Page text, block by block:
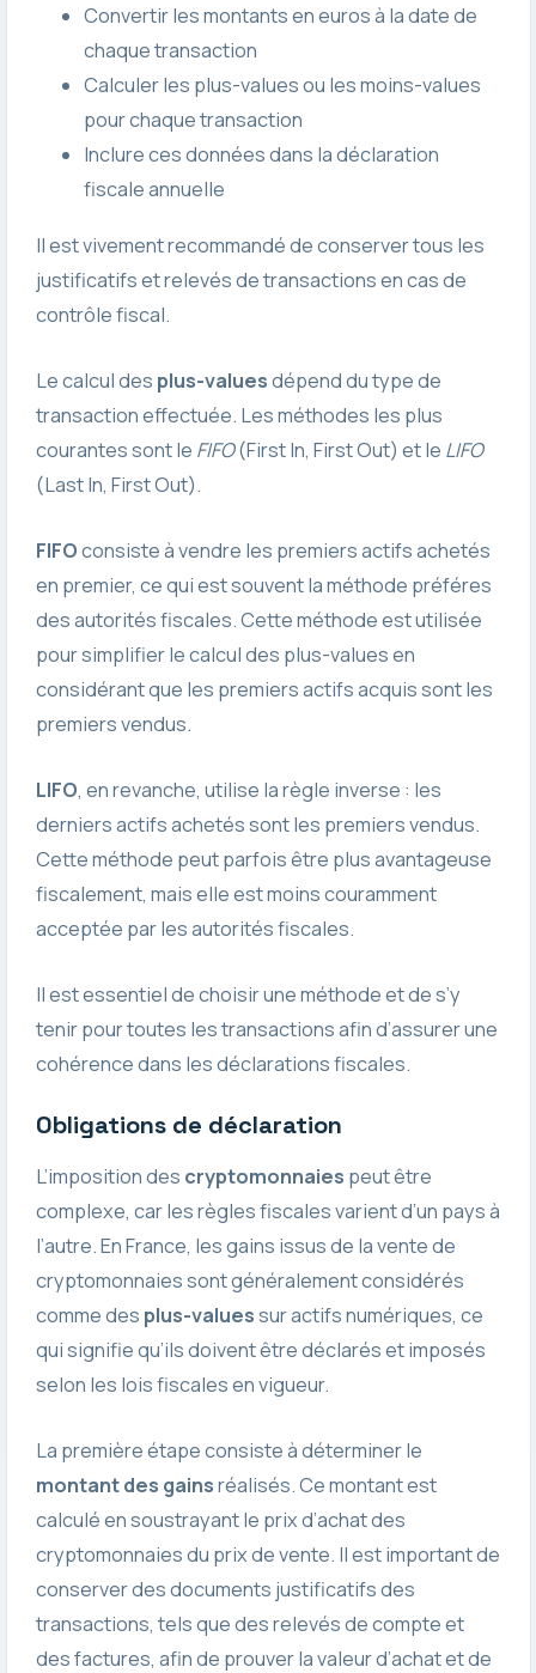
Convertir les montants en euros à la date de
chaque transaction
Calculer les plus-values ou les moins-values
pour chaque transaction
Inclure ces données dans la déclaration
fiscale annuelle
Il est vivement recommandé de conserver tous les
justificatifs et relevés de transactions en cas de
contrôle fiscal.
Le calcul des plus-valuesdépend du type de
transaction effectuée. Les méthodes les plus
courantes sont le FIFO(First In, First Out) et le LIFO
(Last In, First Out).
FIFOconsiste à vendre les premiers actifs achetés
en premier, ce qui est souvent la méthode préféres
des autorités fiscales. Cette méthode est utilisée
pour simplifier le calcul des plus-values en
considérant que les premiers actifs acquis sont les
premiers vendus.
LIFO, en revanche, utilise la règle inverse : les
derniers actifs achetés sont les premiers vendus.
Cette méthode peut parfois être plus avantageuse
fiscalement, mais elle est moins couramment
acceptée par les autorités fiscales.
Il est essentiel de choisir une méthode et de s’y
tenir pour toutes les transactions afin d’assurer une
cohérence dans les déclarations fiscales.
Obligations de déclaration
L’imposition des cryptomonnaies peut être
complexe, car les règles fiscales varient d’un pays à
l’autre. En France, les gains issus de la vente de
cryptomonnaies sont généralement considérés
comme des plus-valuessur actifs numériques, ce
qui signifie qu’ils doivent être déclarés et imposés
selon les lois fiscales en vigueur.
La première étape consiste à déterminer le
montant des gainsréalisés. Ce montant est
calculé en soustrayant le prix d’achat des
cryptomonnaies du prix de vente. Il est important de
conserver des documents justificatifs des
transactions, tels que des relevés de compte et
des factures, afin de prouver la valeur d’achat et de